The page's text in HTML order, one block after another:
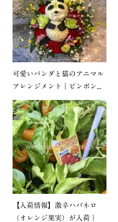
可愛いパンダと猫のアニマル
アレンジメント｜ピンポン...
【入荷情報】激辛ハバネロ
（オレンジ果実）が入荷｜